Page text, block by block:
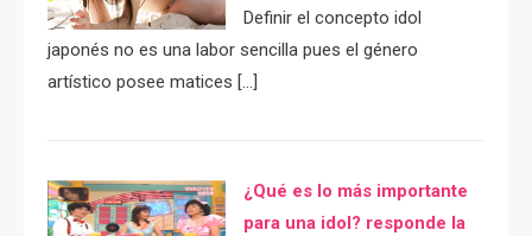
Definir el concepto idol
japonés no es una labor sencilla pues el género
artístico posee matices […]
¿Qué es lo más importante
para una idol? responde la